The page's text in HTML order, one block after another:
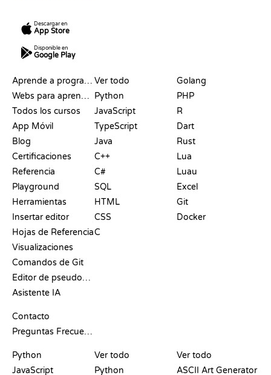
Descargar en
App Store
Disponible en
Google Play
Aprende a programar
Webs para aprender a programar gratis
Todos los cursos
App Móvil
Blog
Certificaciones
Referencia
Playground
Herramientas
Insertar editor
Hojas de Referencia
Visualizaciones
Comandos de Git
Editor de pseudocódigo
Asistente IA
Contacto
Preguntas Frecuentes
Ver todo
Python
JavaScript
TypeScript
Java
C++
C#
SQL
HTML
CSS
C
Golang
PHP
R
Dart
Rust
Lua
Luau
Excel
Git
Docker
Python
JavaScript
Ver todo
Python
Ver todo
ASCII Art Generator